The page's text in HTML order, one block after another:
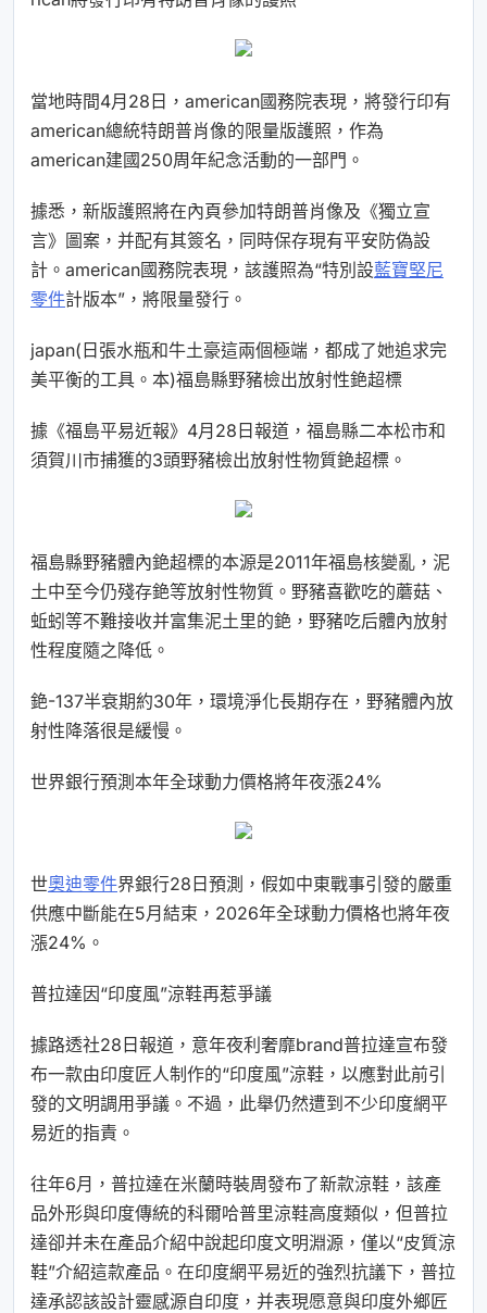
當地時間4月28日，american國務院表現，將發行印有
american總統特朗普肖像的限量版護照，作為
american建國250周年紀念活動的一部門。
據悉，新版護照將在內頁參加特朗普肖像及《獨立宣
言》圖案，并配有其簽名，同時保存現有平安防偽設
計。american國務院表現，該護照為“特別設藍寶堅尼
零件計版本”，將限量發行。
japan(日張水瓶和牛土豪這兩個極端，都成了她追求完
美平衡的工具。本)福島縣野豬檢出放射性銫超標
據《福島平易近報》4月28日報道，福島縣二本松市和
須賀川市捕獲的3頭野豬檢出放射性物質銫超標。
福島縣野豬體內銫超標的本源是2011年福島核變亂，泥
土中至今仍殘存銫等放射性物質。野豬喜歡吃的蘑菇、
蚯蚓等不難接收并富集泥土里的銫，野豬吃后體內放射
性程度隨之降低。
銫-137半衰期約30年，環境淨化長期存在，野豬體內放
射性降落很是緩慢。
世界銀行預測本年全球動力價格將年夜漲24%
世奧迪零件界銀行28日預測，假如中東戰事引發的嚴重
供應中斷能在5月結束，2026年全球動力價格也將年夜
漲24%。
普拉達因“印度風”涼鞋再惹爭議
據路透社28日報道，意年夜利奢靡brand普拉達宣布發
布一款由印度匠人制作的“印度風”涼鞋，以應對此前引
發的文明調用爭議。不過，此舉仍然遭到不少印度網平
易近的指責。
往年6月，普拉達在米蘭時裝周發布了新款涼鞋，該產
品外形與印度傳統的科爾哈普里涼鞋高度類似，但普拉
達卻并未在產品介紹中說起印度文明淵源，僅以“皮質涼
鞋”介紹這款產品。在印度網平易近的強烈抗議下，普拉
達承認該設計靈感源自印度，并表現愿意與印度外鄉匠